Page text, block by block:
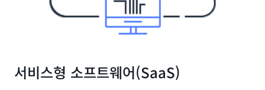
서비스형 소프트웨어(SaaS)